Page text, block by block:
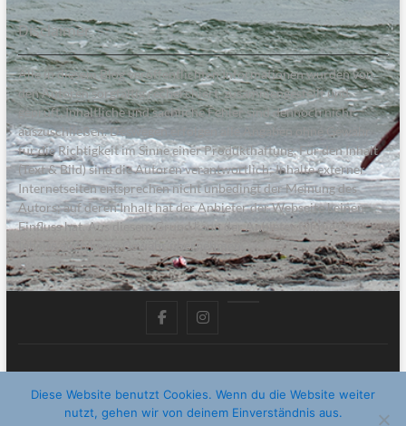
Disclaimer
Alle in diesem Blog veröffentlichten Informationen wurden von
den Autoren sorgfältig recherchiert, zusammengestellt und
geprüft. Inhaltliche und sachliche Fehler sind dennoch nicht
auszuschließen. Deswegen erfolgen alle Angaben ohne Gewähr
für die Richtigkeit im Sinne einer Produkthaftung. Für den Inhalt
(Text & Bild) sind die Autoren verantwortlich; Inhalte externer
Internetseiten entsprechen nicht unbedingt der Meinung des
Autors; auf deren Inhalt hat der Anbieter der Webseite keinen
Einfluss hat. Aus diesem Grund kann der Anbieter für diese
Inhalte auch keine Gewähr übernehmen.
facebookinstagram
Theme Freesia|WordPress| © Copyright All right reserved
Diese Website benutzt Cookies. Wenn du die Website weiter
nutzt, gehen wir von deinem Einverständnis aus.